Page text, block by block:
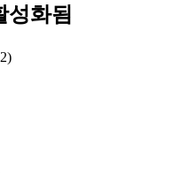
성화됨
)